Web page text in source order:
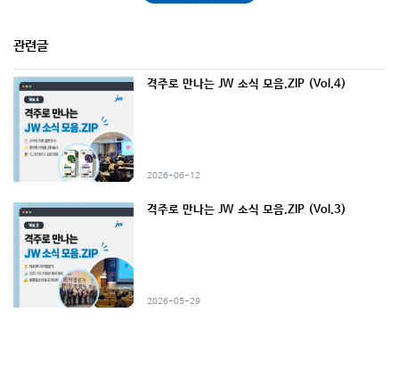
관련글
격주로 만나는 JW 소식 모음.ZIP (Vol.4)
2026-06-12
격주로 만나는 JW 소식 모음.ZIP (Vol.3)
2026-05-29